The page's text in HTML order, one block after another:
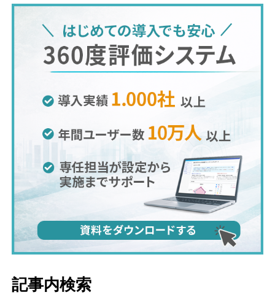
記事内検索